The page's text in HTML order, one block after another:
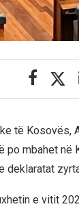
të Kosovës,
po mbahet në
deklaratat
e vitit